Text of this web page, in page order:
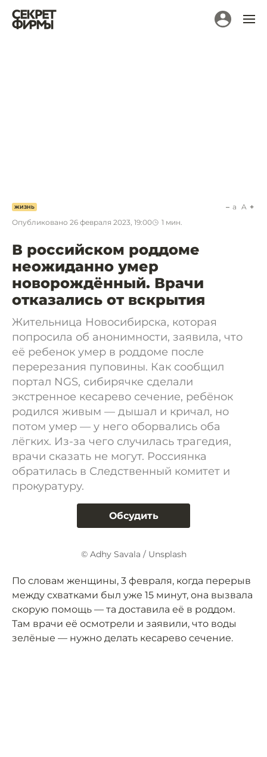
ЖИЗНЬ
Опубликовано 26 февраля 2023, 19:00 1 мин.
a A
В российском роддоме
неожиданно умер
новорождённый. Врачи
отказались от вскрытия
Жительница Новосибирска, которая
попросила об анонимности, заявила, что
её ребенок умер в роддоме после
перерезания пуповины. Как сообщил
портал NGS, сибирячке сделали
экстренное кесарево сечение, ребёнок
родился живым — дышал и кричал, но
потом умер — у него оборвались оба
лёгких. Из-за чего случилась трагедия,
врачи сказать не могут. Россиянка
обратилась в Следственный комитет и
прокуратуру.
Обсудить
© Adhy Savala / Unsplash
По словам женщины, 3 февраля, когда перерыв
между схватками был уже 15 минут, она вызвала
скорую помощь — та доставила её в роддом.
Там врачи её осмотрели и заявили, что воды
зелёные — нужно делать кесарево сечение.